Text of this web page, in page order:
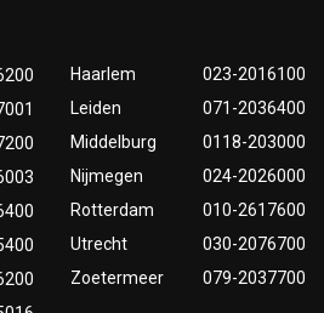
Haarlem
023-2016100
Leiden
071-2036400
Middelburg
0118-203000
Nijmegen
024-2026000
Rotterdam
010-2617600
Utrecht
030-2076700
Zoetermeer
079-2037700